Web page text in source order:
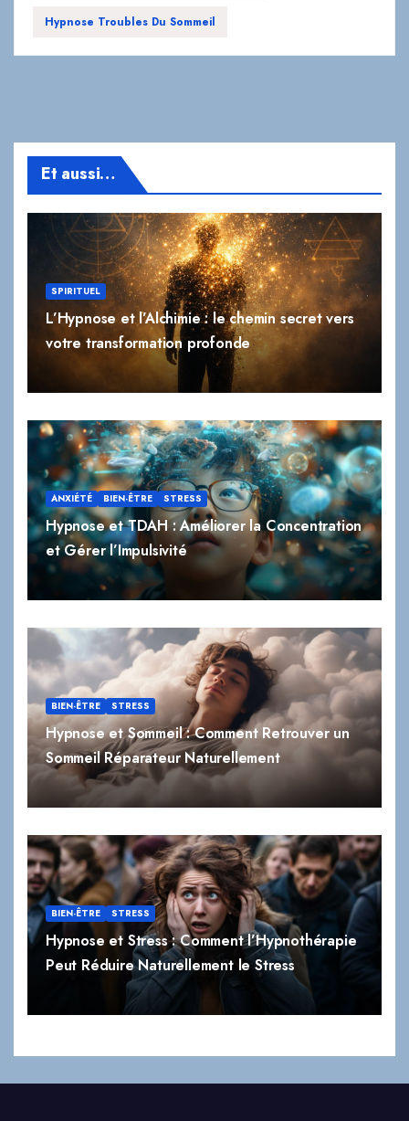
Hypnose Troubles Du Sommeil
Et aussi…
SPIRITUEL
L’Hypnose et l’Alchimie : le chemin secret vers
votre transformation profonde
ANXIÉTÉ BIEN-ÊTRE STRESS
Hypnose et TDAH : Améliorer la Concentration
et Gérer l’Impulsivité
BIEN-ÊTRE STRESS
Hypnose et Sommeil : Comment Retrouver un
Sommeil Réparateur Naturellement
BIEN-ÊTRE STRESS
Hypnose et Stress : Comment l’Hypnothérapie
Peut Réduire Naturellement le Stress